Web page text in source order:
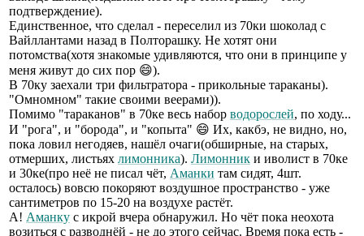
подтверждение).
Единственное, что сделал - переселил из 70ки шоколад с
Вайллантами назад в Полторашку. Не хотят они
потомства(хотя знакомые удивляются, что они в принципе у
меня живут до сих пор 😄).
В 70ку заехали три фильтратора - прикольные тараканы).
"Омномном" такие своими веерами)).
Помимо "тараканов" в 70ке весь набор водорослей, по ходу...
И "рога", и "борода", и "копыта" 😄 Их, какбэ, не видно, но,
пока ловил негодяев, нашёл очаги(обширные, на старых,
отмерших, листьях лимонника). Лимонник и иволист в 70ке
и 30ке(про неё не писал чёт, Аманки там сидят, 4шт.
осталось) вовсю покоряют воздушное пространство - уже
сантиметров по 15-20 на воздухе растёт.
А! Аманку с икрой вчера обнаружил. Но чёт пока неохота
возиться с разводнёй - не до этого сейчас. Время пока есть -